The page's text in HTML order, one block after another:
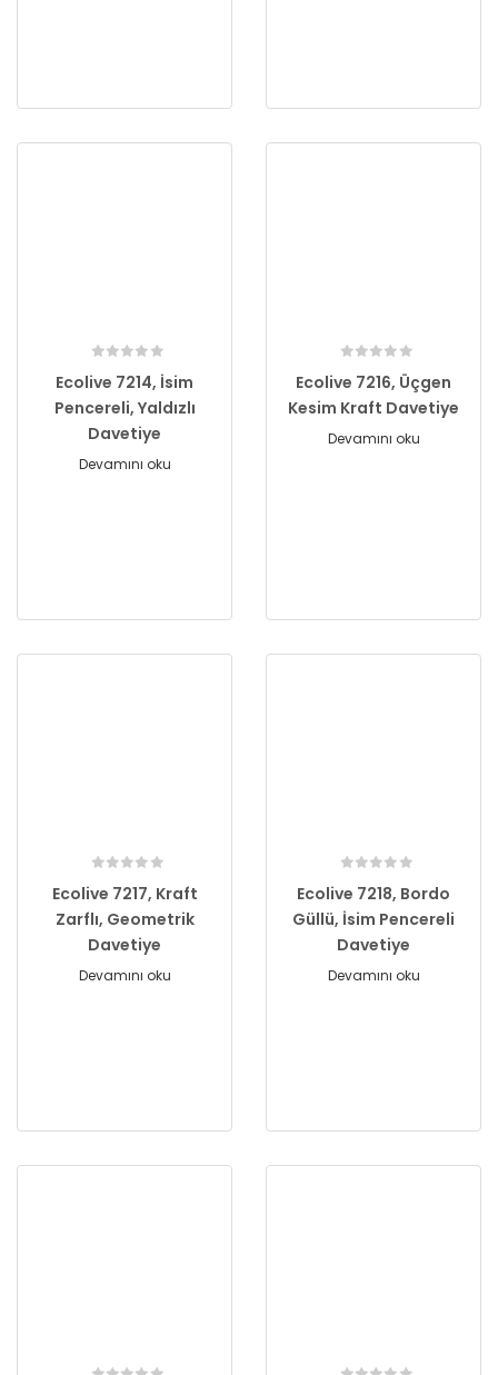
Ecolive 7214, İsim
Pencereli, Yaldızlı
Davetiye
Devamını oku
Ecolive 7216, Üçgen
Kesim Kraft Davetiye
Devamını oku
Ecolive 7217, Kraft
Zarflı, Geometrik
Davetiye
Devamını oku
Ecolive 7218, Bordo
Güllü, İsim Pencereli
Davetiye
Devamını oku